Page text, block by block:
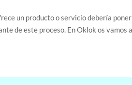
un producto o servicio debería
de este proceso. En Oklok os vamos